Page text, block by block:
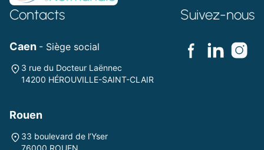
Contacts
Caen - Siège social
3 rue du Docteur Laënnec
14200 HÉROUVILLE-SAINT-CLAIR
Rouen
33 boulevard de l’Yser
76000 ROUEN
Suivez-nous